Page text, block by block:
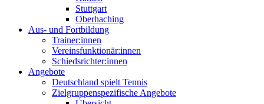
Stuttgart
Oberhaching
Aus- und Fortbildung
Trainer:innen
Vereinsfunktionär:innen
Schiedsrichter:innen
Angebote
Deutschland spielt Tennis
Zielgruppenspezifische Angebote